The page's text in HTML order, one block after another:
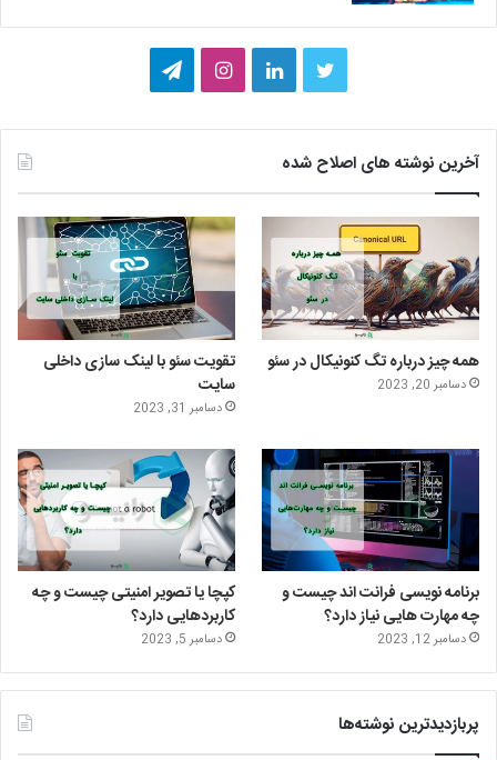
ی
ی
ت
ر
ک
ا
ی
س
ت
ا
گ
ر
م
ر
ا
م
آخرین نوشته های اصلاح شده
همه چیز درباره تگ کنونیکال در سئو
دسامبر 20, 2023
تقویت سئو با لینک سازی داخلی
سایت
دسامبر 31, 2023
برنامه نویسی فرانت اند چیست و
چه مهارت هایی نیاز دارد؟
دسامبر 12, 2023
کپچا یا تصویر امنیتی چیست و چه
کاربردهایی دارد؟
دسامبر 5, 2023
پربازدیدترین نوشته‌ها